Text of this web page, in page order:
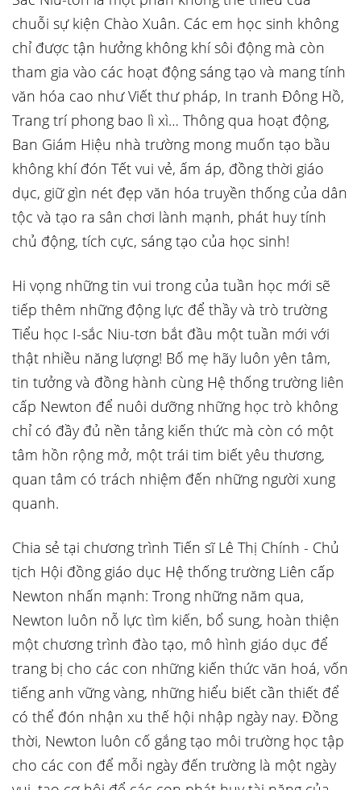
chuỗi sự kiện Chào Xuân. Các em học sinh không
chỉ được tận hưởng không khí sôi động mà còn
tham gia vào các hoạt động sáng tạo và mang tính
văn hóa cao như Viết thư pháp, In tranh Đông Hồ,
Trang trí phong bao lì xì… Thông qua hoạt động,
Ban Giám Hiệu nhà trường mong muốn tạo bầu
không khí đón Tết vui vẻ, ấm áp, đồng thời giáo
dục, giữ gìn nét đẹp văn hóa truyền thống của dân
tộc và tạo ra sân chơi lành mạnh, phát huy tính
chủ động, tích cực, sáng tạo của học sinh!
Hi vọng những tin vui trong của tuần học mới sẽ
tiếp thêm những động lực để thầy và trò trường
Tiểu học I-sắc Niu-tơn bắt đầu một tuần mới với
thật nhiều năng lượng! Bố mẹ hãy luôn yên tâm,
tin tưởng và đồng hành cùng Hệ thống trường liên
cấp Newton để nuôi dưỡng những học trò không
chỉ có đầy đủ nền tảng kiến thức mà còn có một
tâm hồn rộng mở, một trái tim biết yêu thương,
quan tâm có trách nhiệm đến những người xung
quanh.
Chia sẻ tại chương trình Tiến sĩ Lê Thị Chính - Chủ
tịch Hội đồng giáo dục Hệ thống trường Liên cấp
Newton nhấn mạnh: Trong những năm qua,
Newton luôn nỗ lực tìm kiến, bổ sung, hoàn thiện
một chương trình đào tạo, mô hình giáo dục để
trang bị cho các con những kiến thức văn hoá, vốn
tiếng anh vững vàng, những hiểu biết cần thiết để
có thể đón nhận xu thế hội nhập ngày nay. Đồng
thời, Newton luôn cố gắng tạo môi trường học tập
cho các con để mỗi ngày đến trường là một ngày